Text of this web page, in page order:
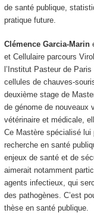
de santé publique,
pratique future.
Clémence Garcia-Marin
et Cellulaire parcours
l’Institut Pasteur de
cellules de chauves-
deuxième stage de
de génome de nouveaux
vétérinaire et médicale,
Ce Mastère spécialisé lui
recherche en santé
enjeux de santé et de
aimerait notamment
agents infectieux, qui
des pathogènes. C’est
thèse en santé publique.